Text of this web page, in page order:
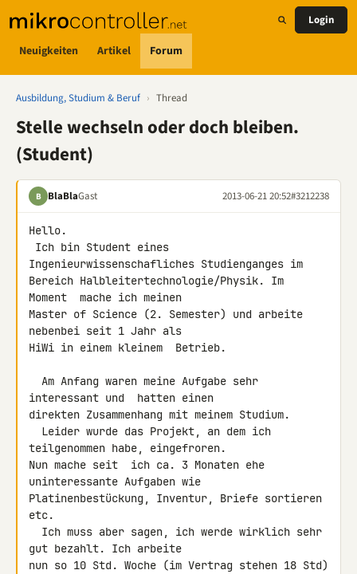
Neuigkeiten Artikel Forum
Login
Ausbildung, Studium & Beruf › Thread
Stelle wechseln oder doch bleiben.
(Student)
B BlaBlaGast 2013-06-21 20:52#3212238
Hello.
Ingenieurwissenschafliches Studienganges im
Bereich Halbleitertechnologie/Physik. Im
Moment  mache ich meinen
Master of Science (2. Semester) und arbeite
nebenbei seit 1 Jahr als
HiWi in einem kleinem  Betrieb.
interessant und  hatten einen
direkten Zusammenhang mit meinem Studium.
teilgenommen habe, eingefroren.
Nun mache seit  ich ca. 3 Monaten ehe
uninteressante Aufgaben wie
Platinenbestückung, Inventur, Briefe sortieren
etc.
gut bezahlt. Ich arbeite
nun so 10 Std. Woche (im Vertrag stehen 18 Std)